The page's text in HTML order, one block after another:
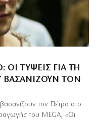
ΟΙ ΤΎΨΕΙΣ ΓΙΑ ΤΗ
ΤΟΝ
τον Πέτρο στο
του MEGA, «Οι